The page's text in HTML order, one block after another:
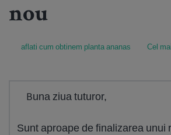
nou
aflati cum obtinem planta ananas Cel
Buna ziua tuturor,
Sunt aproape de finalizarea unui